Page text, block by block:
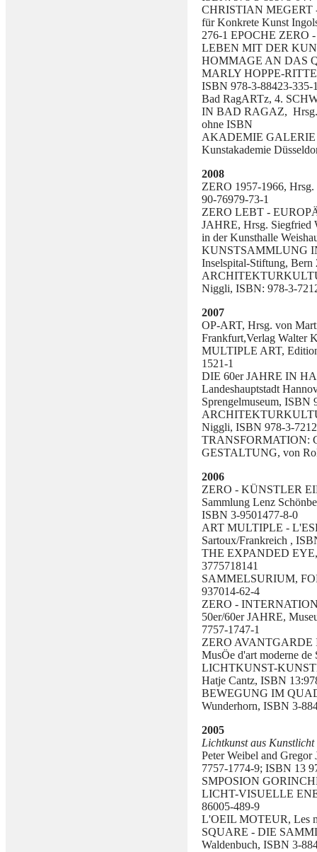
CHRISTIAN MEGERT
für Konkrete Kunst
276-1 EPOCHE
LEBEN MIT DER
HOMMAGE AN DAS
MARLY HOPPE-
ISBN 978-3-88423-335-
Bad RagARTz, 4.
IN BAD RAGAZ, Hrsg.
ohne ISBN
AKADEMIE GALERIE
Kunstakademie
2008
ZERO 1957-1966,
90-76979-73-1
ZERO LEBT -
JAHRE, Hrsg. Siegfried
in der Kunsthalle
KUNSTSAMMLUNG
Inselspital-Stiftung,
Niggli, ISBN: 978-3-
2007
OP-ART, Hrsg. von
Frankfurt,Verlag Walter
MULTIPLE ART,
1521-1
DIE 60er JAHRE IN
Landeshauptstadt
Sprengelmuseum, ISBN
Niggli, ISBN 978-3-
TRANSFORMATION:
GESTALTUNG, von
2006
ZERO - KÜNSTLER
Sammlung Lenz
ISBN 3-9501477-8-0
ART MULTIPLE -
Sartoux/Frankreich ,
THE EXPANDED EYE,
3775718141
SAMMELSURIUM,
937014-62-4
ZERO -
50er/60er JAHRE,
7757-1747-1
ZERO AVANTGARDE
MusÖe d'art moderne
LICHTKUNST-
Hatje Cantz, ISBN
BEWEGUNG IM
Wunderhorn, ISBN 3-
2005
Lichtkunst aus
Peter Weibel and
7757-1774-9; ISBN 13
SMPOSION
LICHT-VISUELLE
86005-489-9
L'OEIL MOTEUR, Les
SQUARE - DIE
Waldenbuch, ISBN 3-